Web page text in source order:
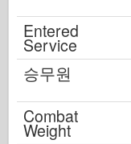
Entered
Service
승무원
Combat
Weight